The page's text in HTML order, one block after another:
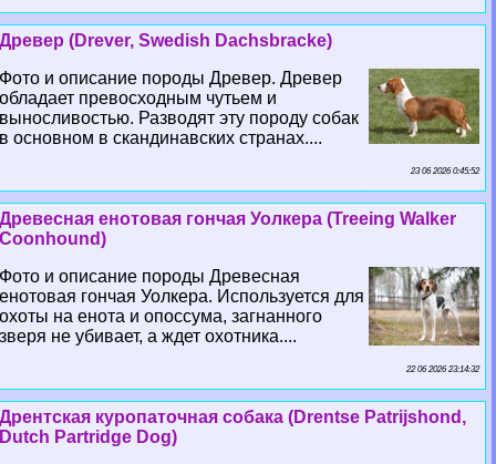
Древер (Drever, Swedish Dachsbracke)
Фото и описание породы Древер. Древер
обладает превосходным чутьем и
выносливостью. Разводят эту породу собак
в основном в скандинавских странах....
23 06 2026 0:45:52
Древесная енотовая гончая Уолкера (Treeing Walker
Coonhound)
Фото и описание породы Древесная
енотовая гончая Уолкера. Используется для
охоты на енота и опоссума, загнанного
зверя не убивает, а ждет охотника....
22 06 2026 23:14:32
Дрентская куропаточная собака (Drentse Patrijshond,
Dutch Partridge Dog)